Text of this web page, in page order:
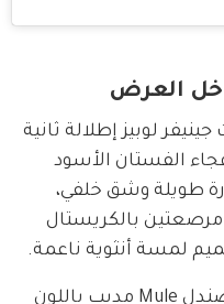
العرض
لوبيز إطلالة ثانية
الفستان الأسود
طويلة وشق خلفي،
مرصعتين بالكريستال
لمسة أنثوية ناعمة.
استبدلت لوبيز حذاء البلاتفورم بصندل Mule مدبب باللون